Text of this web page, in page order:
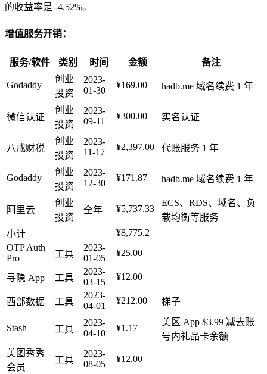
的收益率是 -4.52%。
增值服务开销：
服务/软件 类别 时间 金额 备注
Godaddy
创业
投资
2023-
01-30
¥169.00 hadb.me 域名续费 1 年
微信认证
创业
投资
2023-
09-11
¥300.00 实名认证
八戒财税
创业
投资
2023-
11-17
¥2,397.00 代账服务 1 年
Godaddy
创业
投资
2023-
12-30
¥171.87 hadb.me 域名续费 1 年
阿里云
创业
投资
全年 ¥5,737.33
ECS、RDS、域名、负
载均衡等服务
小计
¥8,775.2
OTP Auth
Pro
工具
2023-
01-05
¥25.00
寻隐 App 工具
2023-
03-15
¥12.00
西部数据 工具
2023-
04-01
¥212.00 梯子
Stash 工具
2023-
04-10
¥1.17
美区 App $3.99 减去账
号内礼品卡余额
美图秀秀
会员
工具
2023-
08-05
¥12.00